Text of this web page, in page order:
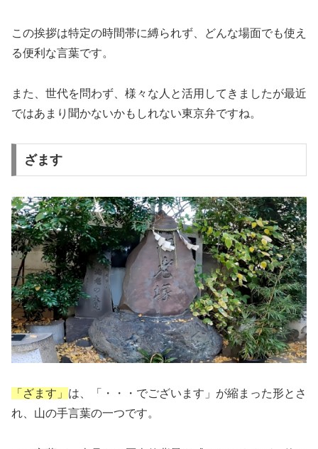
この挨拶は特定の時間帯に縛られず、どんな場面でも使え
る便利な言葉です。
また、世代を問わず、様々な人と活用してきましたが最近
ではあまり聞かないかもしれない東京弁ですね。
ざます
「ざます」 は、「・・・でございます」が縮まった形とさ
れ、山の手言葉の一つです。